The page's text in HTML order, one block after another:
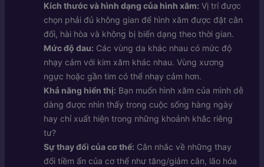
Kích thước và hình dạng của hình xăm: Vị trí được
chọn phải đủ không gian để hình xăm được đặt cân
đối, hài hòa và không bị biến dạng theo thời gian.
Mức độ đau: Các vùng da khác nhau có mức độ
nhạy cảm với kim xăm khác nhau. Vùng xương
ngực hoặc gần tim có thể nhạy cảm hơn.
Khả năng hiển thị: Bạn muốn hình xăm của mình dễ
dàng được nhìn thấy trong cuộc sống hàng ngày
hay chỉ xuất hiện trong những khoảnh khắc riêng
tư?
Sự thay đổi của cơ thể: Cân nhắc về những thay
đổi tiềm ẩn của cơ thể như tăng/giảm cân, lão hóa